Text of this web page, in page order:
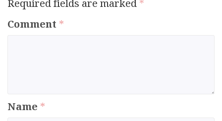
Required fields are marked*
Comment *
Name *